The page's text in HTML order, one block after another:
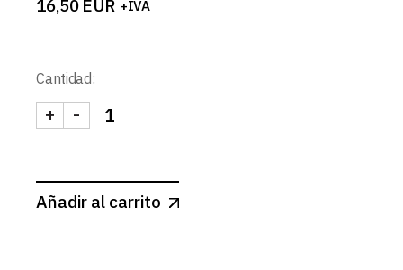
16,50 EUR +IVA
Cantidad:
PERFIL DE SUPERFICIE MINI L492 NEGRO
-
+
Añadir al carrito